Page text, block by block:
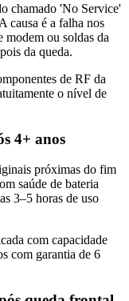
chamado 'No Service'
causa é a falha nos
modem ou soldas da
da queda.
de RF da
o nível de
4+ anos
próximas do fim
saúde de bateria
3–5 horas de uso
com capacidade
com garantia de 6